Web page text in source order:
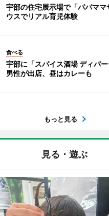
宇部の住宅展示場で「パパマ
ウスでリアル育児体験
食べる
宇部に「スパイス酒場 ディパ
男性が出店、昼はカレーも
もっと見る
見る・遊ぶ